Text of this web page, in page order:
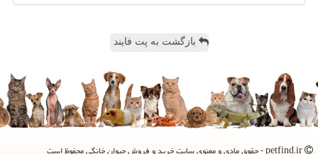
بازگشت به پت فایند